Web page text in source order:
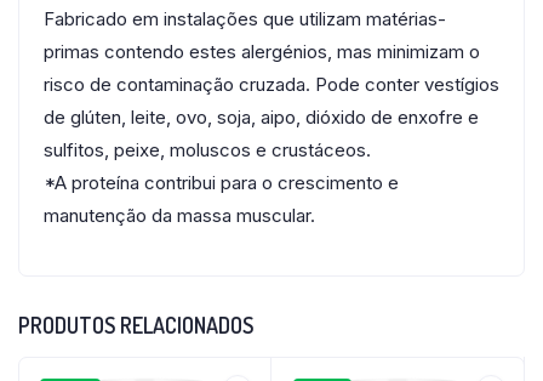
Fabricado em instalações que utilizam matérias-
primas contendo estes alergénios, mas minimizam o
risco de contaminação cruzada. Pode conter vestígios
de glúten, leite, ovo, soja, aipo, dióxido de enxofre e
sulfitos, peixe, moluscos e crustáceos.
*A proteína contribui para o crescimento e
manutenção da massa muscular.
PRODUTOS RELACIONADOS